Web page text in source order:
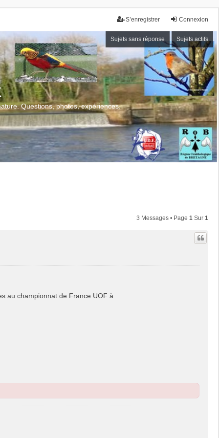
Connexion
S’enregistrer
Sujets sans réponse Sujets actifs
Questions, photos, expériences.
3 Messages • Page 1 Sur 1
au championnat de France UOF à